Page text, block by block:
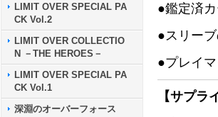
LIMIT OVER SPECIAL PA
CK Vol.2
LIMIT OVER COLLECTIO
N －THE HEROES－
LIMIT OVER SPECIAL PA
CK Vol.1
深淵のオーバーフォース
●鑑定済
●スリー
●プレイ
【サプラ